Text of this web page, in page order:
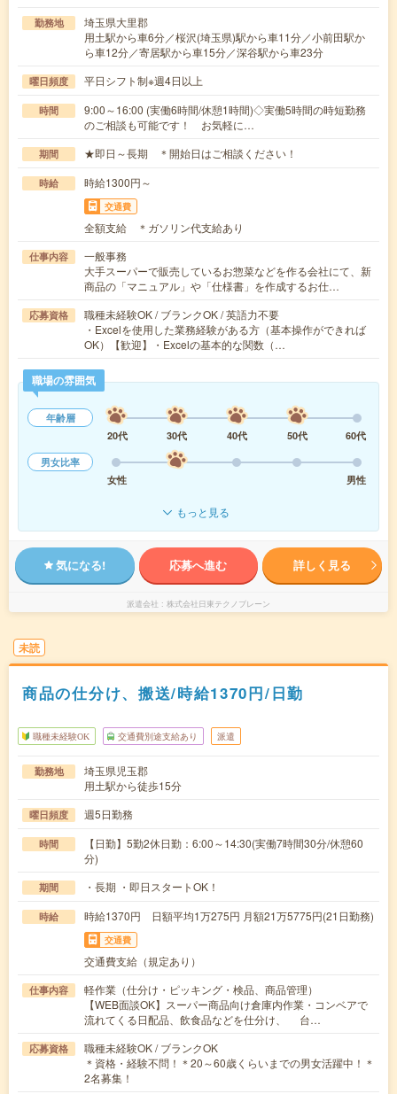
勤務地
埼玉県大里郡
用土駅から車6分／桜沢(埼玉県)駅から車11分／小前田駅か
ら車12分／寄居駅から車15分／深谷駅から車23分
曜日頻度 平日シフト制※週4日以上
時間
9:00～16:00 (実働6時間/休憩1時間)◇実働5時間の時短勤務
のご相談も可能です！ お気軽に…
期間 ★即日～長期 ＊開始日はご相談ください！
時給 時給1300円～
交通費
全額支給 ＊ガソリン代支給あり
仕事内容
一般事務
大手スーパーで販売しているお惣菜などを作る会社にて、新
商品の「マニュアル」や「仕様書」を作成するお仕…
応募資格
職種未経験OK / ブランクOK / 英語力不要
・Excelを使用した業務経験がある方（基本操作ができれば
OK）【歓迎】・Excelの基本的な関数（…
職場の雰囲気
年齢層
20代
30代 40代 50代
60代
男女比率
女性
男性
もっと見る
気になる! 応募へ進む 詳しく見る
派遣会社 株式会社日東テクノブレーン
未読
商品の仕分け、搬送/時給1370円/日勤
職種未経験OK 交通費別途支給あり 派遣
勤務地
埼玉県児玉郡
用土駅から徒歩15分
曜日頻度 週5日勤務
時間
【日勤】5勤2休日勤：6:00～14:30(実働7時間30分/休憩60
分)
期間 ・長期 ・即日スタートOK！
時給 時給1370円 日額平均1万275円 月額21万5775円(21日勤務)
交通費
交通費支給（規定あり）
仕事内容
軽作業（仕分け・ピッキング・検品、商品管理）
【WEB面談OK】スーパー商品向け倉庫内作業・コンベアで
流れてくる日配品、飲食品などを仕分け、 台…
応募資格
職種未経験OK / ブランクOK
＊資格・経験不問！＊20～60歳くらいまでの男女活躍中！＊
2名募集！